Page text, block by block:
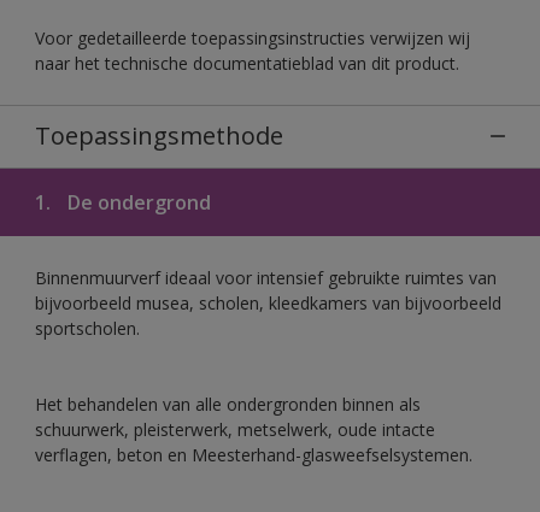
Voor gedetailleerde toepassingsinstructies verwijzen wij
naar het technische documentatieblad van dit product.
Toepassingsmethode
1. De ondergrond
Binnenmuurverf ideaal voor intensief gebruikte ruimtes van
bijvoorbeeld musea, scholen, kleedkamers van bijvoorbeeld
sportscholen.
Het behandelen van alle ondergronden binnen als
schuurwerk, pleisterwerk, metselwerk, oude intacte
verflagen, beton en Meesterhand-glasweefselsystemen.